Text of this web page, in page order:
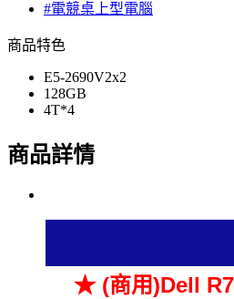
#電競桌上型電腦
商品特色
E5-2690V2x2
128GB
4T*4
商品詳情
★ (商用)Dell